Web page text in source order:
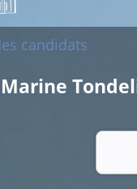
candidats